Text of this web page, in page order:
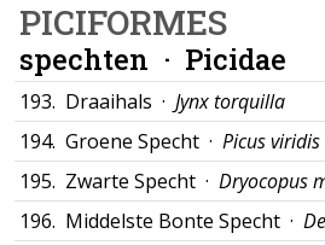
PICIFORMES
spechten · Picidae
193. Draaihals · Jynx torquilla
194. Groene Specht · Picus viridis
195. Zwarte Specht · Dryocopus
196. Middelste Bonte Specht ·